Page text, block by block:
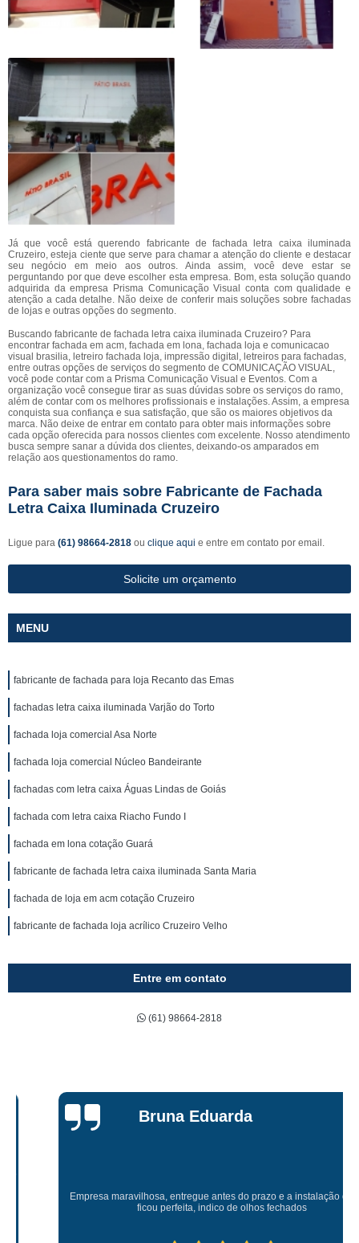
Já que você está querendo fabricante de fachada letra caixa iluminada
Cruzeiro, esteja ciente que serve para chamar a atenção do cliente e destacar
seu negócio em meio aos outros. Ainda assim, você deve estar se
perguntando por que deve escolher esta empresa. Bom, esta solução quando
adquirida da empresa Prisma Comunicação Visual conta com qualidade e
atenção a cada detalhe. Não deixe de conferir mais soluções sobre fachadas
de lojas e outras opções do segmento.
Buscando fabricante de fachada letra caixa iluminada Cruzeiro? Para
encontrar fachada em acm, fachada em lona, fachada loja e comunicacao
visual brasilia, letreiro fachada loja, impressão digital, letreiros para fachadas,
entre outras opções de serviços do segmento de COMUNICAÇÃO VISUAL,
você pode contar com a Prisma Comunicação Visual e Eventos. Com a
organização você consegue tirar as suas dúvidas sobre os serviços do ramo,
além de contar com os melhores profissionais e instalações. Assim, a empresa
conquista sua confiança e sua satisfação, que são os maiores objetivos da
marca. Não deixe de entrar em contato para obter mais informações sobre
cada opção oferecida para nossos clientes com excelente. Nosso atendimento
busca sempre sanar a dúvida dos clientes, deixando-os amparados em
relação aos questionamentos do ramo.
Para saber mais sobre Fabricante de Fachada
Letra Caixa Iluminada Cruzeiro
Ligue para (61) 98664-2818 ou clique aqui e entre em contato por email.
Solicite um orçamento
MENU
fabricante de fachada para loja Recanto das Emas
fachadas letra caixa iluminada Varjão do Torto
fachada loja comercial Asa Norte
fachada loja comercial Núcleo Bandeirante
fachadas com letra caixa Águas Lindas de Goiás
fachada com letra caixa Riacho Fundo I
fachada em lona cotação Guará
fabricante de fachada letra caixa iluminada Santa Maria
fachada de loja em acm cotação Cruzeiro
fabricante de fachada loja acrílico Cruzeiro Velho
Entre em contato
(61) 98664-2818
Bruna Eduarda
Empresa maravilhosa, entregue antes do prazo e a instalação da lona
ficou perfeita, indico de olhos fechados